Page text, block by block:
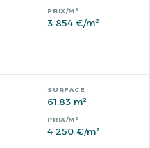
3 854 €/m²
61.83 m²
4 250 €/m²